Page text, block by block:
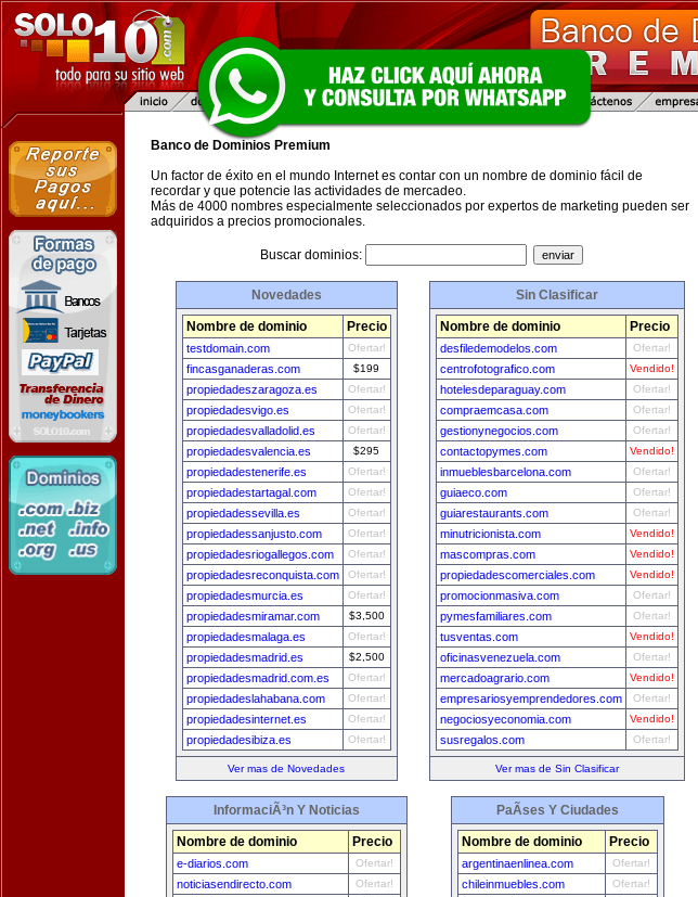
Banco de Dominios Premium
Un factor de éxito en el mundo Internet es contar con un nombre de dominio fácil de
recordar y que potencie las actividades de mercadeo.
Más de 4000 nombres especialmente seleccionados por expertos de marketing pueden ser
adquiridos a precios promocionales.
Buscar dominios:
Novedades
Nombre de dominio Precio
testdomain.com Ofertar!
fincasganaderas.com $199
propiedadeszaragoza.es Ofertar!
propiedadesvigo.es Ofertar!
propiedadesvalladolid.es Ofertar!
propiedadesvalencia.es $295
propiedadestenerife.es Ofertar!
propiedadestartagal.com Ofertar!
propiedadessevilla.es Ofertar!
propiedadessanjusto.com Ofertar!
propiedadesriogallegos.com Ofertar!
propiedadesreconquista.com Ofertar!
propiedadesmurcia.es Ofertar!
propiedadesmiramar.com $3,500
propiedadesmalaga.es Ofertar!
propiedadesmadrid.es $2,500
propiedadesmadrid.com.es Ofertar!
propiedadeslahabana.com Ofertar!
propiedadesinternet.es Ofertar!
propiedadesibiza.es Ofertar!
Ver mas de Novedades
Sin Clasificar
Nombre de dominio Precio
desfiledemodelos.com Ofertar!
centrofotografico.com Vendido!
hotelesdeparaguay.com Ofertar!
compraemcasa.com Ofertar!
gestionynegocios.com Ofertar!
contactopymes.com Vendido!
inmueblesbarcelona.com Ofertar!
guiaeco.com Ofertar!
guiarestaurants.com Ofertar!
minutricionista.com Vendido!
mascompras.com Vendido!
propiedadescomerciales.com Vendido!
promocionmasiva.com Ofertar!
pymesfamiliares.com Ofertar!
tusventas.com Vendido!
oficinasvenezuela.com Ofertar!
mercadoagrario.com Vendido!
empresariosyemprendedores.com Ofertar!
negociosyeconomia.com Vendido!
susregalos.com Ofertar!
Ver mas de Sin Clasificar
InformaciÃ³n Y Noticias
Nombre de dominio Precio
e-diarios.com Ofertar!
noticiasendirecto.com Ofertar!
PaÃ­ses Y Ciudades
Nombre de dominio Precio
argentinaenlinea.com Ofertar!
chileinmuebles.com Ofertar!